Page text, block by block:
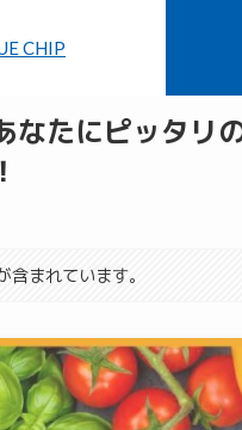
なたにピッタリ
まれています。